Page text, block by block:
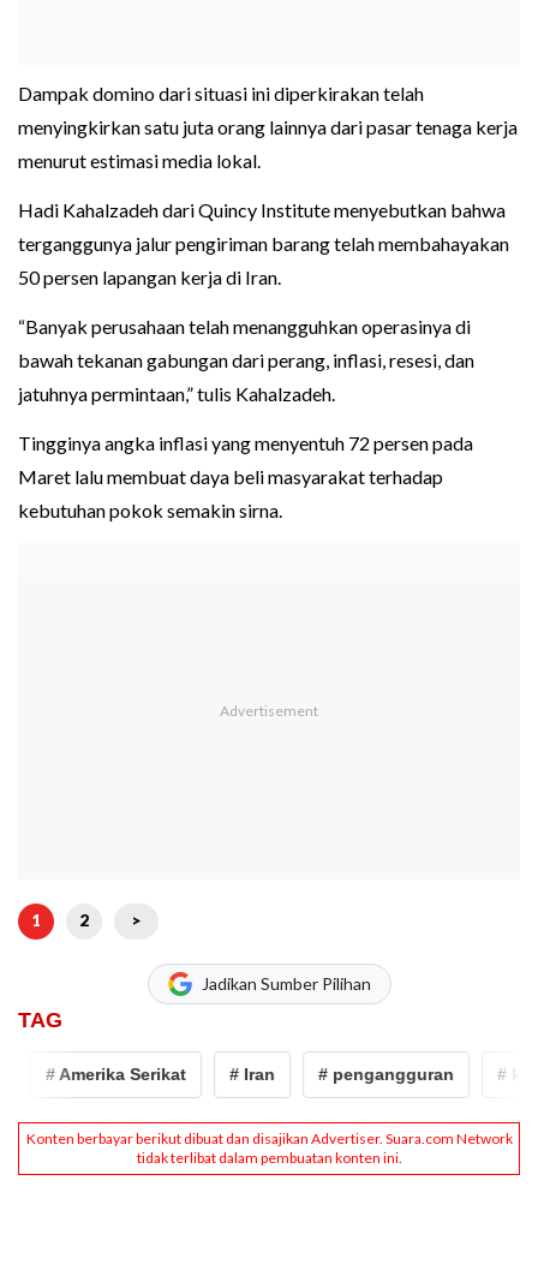
Dampak domino dari situasi ini diperkirakan telah
menyingkirkan satu juta orang lainnya dari pasar tenaga kerja
menurut estimasi media lokal.
Hadi Kahalzadeh dari Quincy Institute menyebutkan bahwa
terganggunya jalur pengiriman barang telah membahayakan
50 persen lapangan kerja di Iran.
“Banyak perusahaan telah menangguhkan operasinya di
bawah tekanan gabungan dari perang, inflasi, resesi, dan
jatuhnya permintaan,” tulis Kahalzadeh.
Tingginya angka inflasi yang menyentuh 72 persen pada
Maret lalu membuat daya beli masyarakat terhadap
kebutuhan pokok semakin sirna.
1 2 >
Jadikan Sumber Pilihan
TAG
# Amerika Serikat # Iran # pengangguran #